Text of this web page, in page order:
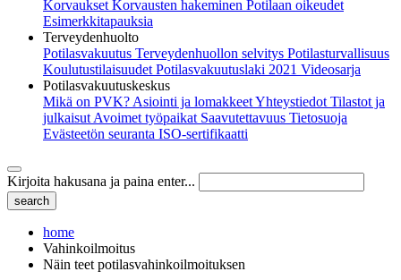
Korvaukset Korvausten hakeminen Potilaan oikeudet
Esimerkkitapauksia
Terveydenhuolto
Potilasvakuutus Terveydenhuollon selvitys Potilasturvallisuus
Koulutustilaisuudet Potilasvakuutuslaki 2021 Videosarja
Potilasvakuutuskeskus
Mikä on PVK? Asiointi ja lomakkeetYhteystiedot Tilastot ja
julkaisut Avoimet työpaikat Saavutettavuus Tietosuoja
Evästeetön seuranta ISO-sertifikaatti
Kirjoita hakusana ja paina enter...
home
Vahinkoilmoitus
Näin teet potilasvahinkoilmoituksen